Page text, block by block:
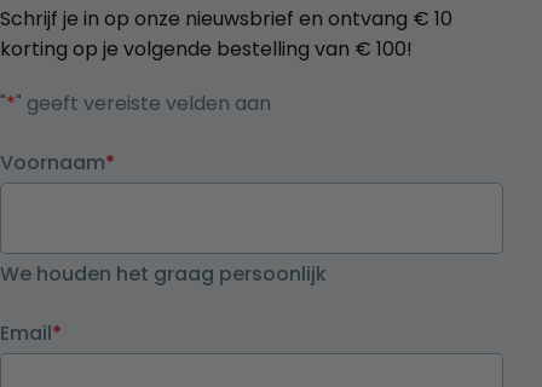
Schrijf je in op onze nieuwsbrief en ontvang € 10
korting op je volgende bestelling van € 100!
"*" geeft vereiste velden aan
Voornaam*
We houden het graag persoonlijk
Email*